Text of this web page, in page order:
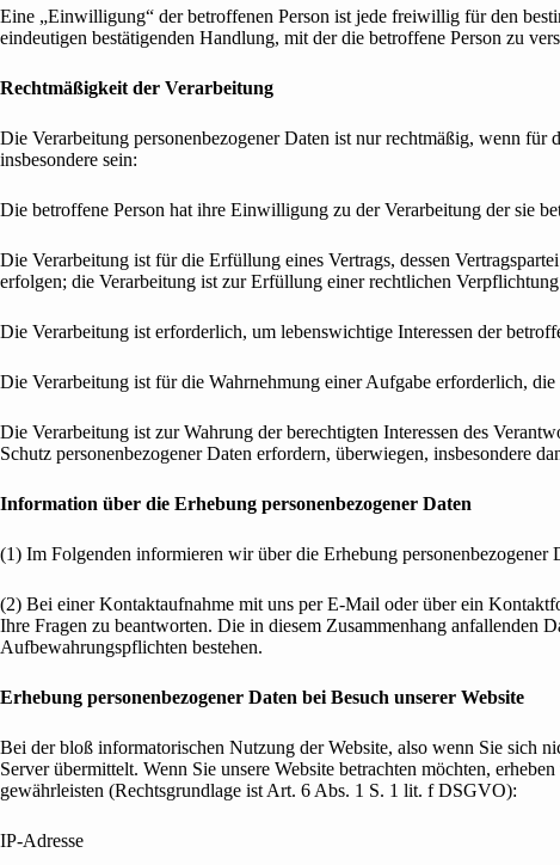
Eine „Einwilligung“ der betroffenen Person ist jede freiwillig für den
eindeutigen bestätigenden Handlung, mit der die betroffene Person zu
Rechtmäßigkeit der Verarbeitung
Die Verarbeitung personenbezogener Daten ist nur rechtmäßig, wenn
insbesondere sein:
Die betroffene Person hat ihre Einwilligung zu der Verarbeitung der sie
Die Verarbeitung ist für die Erfüllung eines Vertrags, dessen
erfolgen; die Verarbeitung ist zur Erfüllung einer rechtlichen
Die Verarbeitung ist erforderlich, um lebenswichtige Interessen der
Die Verarbeitung ist für die Wahrnehmung einer Aufgabe erforderlich,
Die Verarbeitung ist zur Wahrung der berechtigten Interessen des
Schutz personenbezogener Daten erfordern, überwiegen, insbesondere
Information über die Erhebung personenbezogener Daten
(1) Im Folgenden informieren wir über die Erhebung
(2) Bei einer Kontaktaufnahme mit uns per E-Mail oder über ein
Ihre Fragen zu beantworten. Die in diesem Zusammenhang anfallenden
Aufbewahrungspflichten bestehen.
Erhebung personenbezogener Daten bei Besuch unserer Website
Bei der bloß informatorischen Nutzung der Website, also wenn Sie sich
Server übermittelt. Wenn Sie unsere Website betrachten möchten,
gewährleisten (Rechtsgrundlage ist Art. 6 Abs. 1 S. 1 lit. f DSGVO):
IP-Adresse